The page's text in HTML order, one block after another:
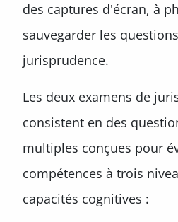
des captures d'écran, à
sauvegarder les
jurisprudence.
Les deux examens de
consistent en des
multiples conçues pour
compétences à trois
capacités cognitives :